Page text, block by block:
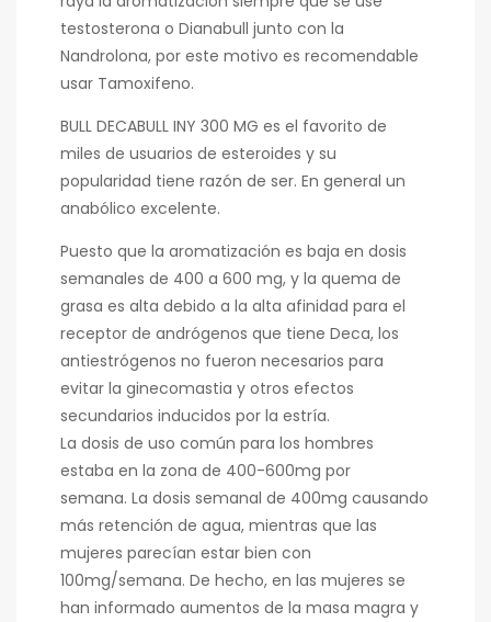
testosterona o Dianabull junto con la
Nandrolona, ​​por este motivo es recomendable
usar Tamoxifeno.
BULL DECABULL INY 300 MG es el favorito de
miles de usuarios de esteroides y su
popularidad tiene razón de ser. En general un
anabólico excelente.
Puesto que la aromatización es baja en dosis
semanales de 400 a 600 mg, y la quema de
grasa es alta debido a la alta afinidad para el
receptor de andrógenos que tiene Deca, los
antiestrógenos no fueron necesarios para
evitar la ginecomastia y otros efectos
secundarios inducidos por la estría.
La dosis de uso común para los hombres
estaba en la zona de 400-600mg por
semana. La dosis semanal de 400mg causando
más retención de agua, mientras que las
mujeres parecían estar bien con
100mg/semana. De hecho, en las mujeres se
han informado aumentos de la masa magra y